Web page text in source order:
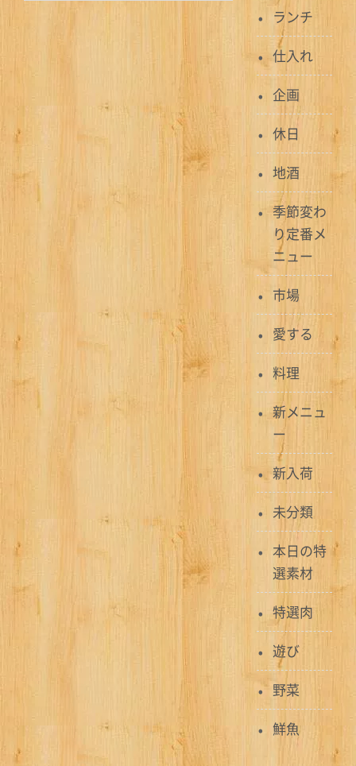
ョ
ン
ランチ
仕入れ
企画
休日
地酒
季節変わ
り定番メ
ニュー
市場
愛する
料理
新メニュ
ー
新入荷
未分類
本日の特
選素材
特選肉
遊び
野菜
鮮魚